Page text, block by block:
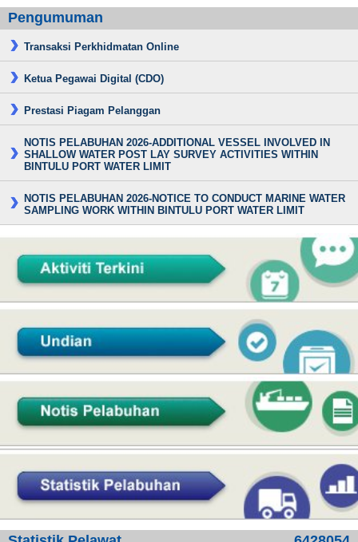
Pengumuman
Transaksi Perkhidmatan Online
Ketua Pegawai Digital (CDO)
Prestasi Piagam Pelanggan
NOTIS PELABUHAN 2026-ADDITIONAL VESSEL INVOLVED IN
SHALLOW WATER POST LAY SURVEY ACTIVITIES WITHIN
BINTULU PORT WATER LIMIT
NOTIS PELABUHAN 2026-NOTICE TO CONDUCT MARINE WATER
SAMPLING WORK WITHIN BINTULU PORT WATER LIMIT